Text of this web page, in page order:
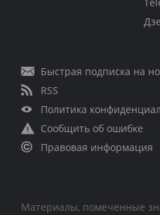
Быстрая подписка на
RSS
Политика
Сообщить об ошибке
Правовая информация
Материалы, помеченные